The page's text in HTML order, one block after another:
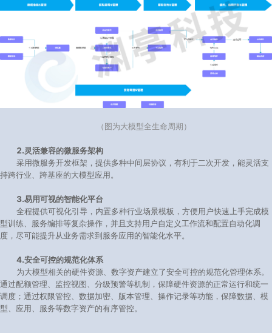
（图为大模型全生命周期）
2.灵活兼容的微服务架构
采用微服务开发框架，提供多种中间层协议，有利于二次开发，能灵活支
持跨行业、跨基座的大模型应用。
3.易用可视的智能化平台
全程提供可视化引导，内置多种行业场景模板，方便用户快速上手完成模
型训练、服务编排等复杂操作，并且支持用户自定义工作流和配置自动化调
度，尽可能提升从业务需求到服务应用的智能化水平。
4.安全可控的规范化体系
为大模型相关的硬件资源、数字资产建立了安全可控的规范化管理体系。
通过配额管理、监控视图、分级预警等机制，保障硬件资源的正常运行和统一
调度；通过权限管控、数据加密、版本管理、操作记录等功能，保障数据、模
型、应用、服务等数字资产的有序管控。